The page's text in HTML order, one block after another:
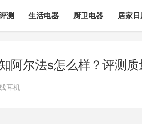
测 生活电器 厨卫电器 居家日
阿尔法s怎么样？评测
耳机